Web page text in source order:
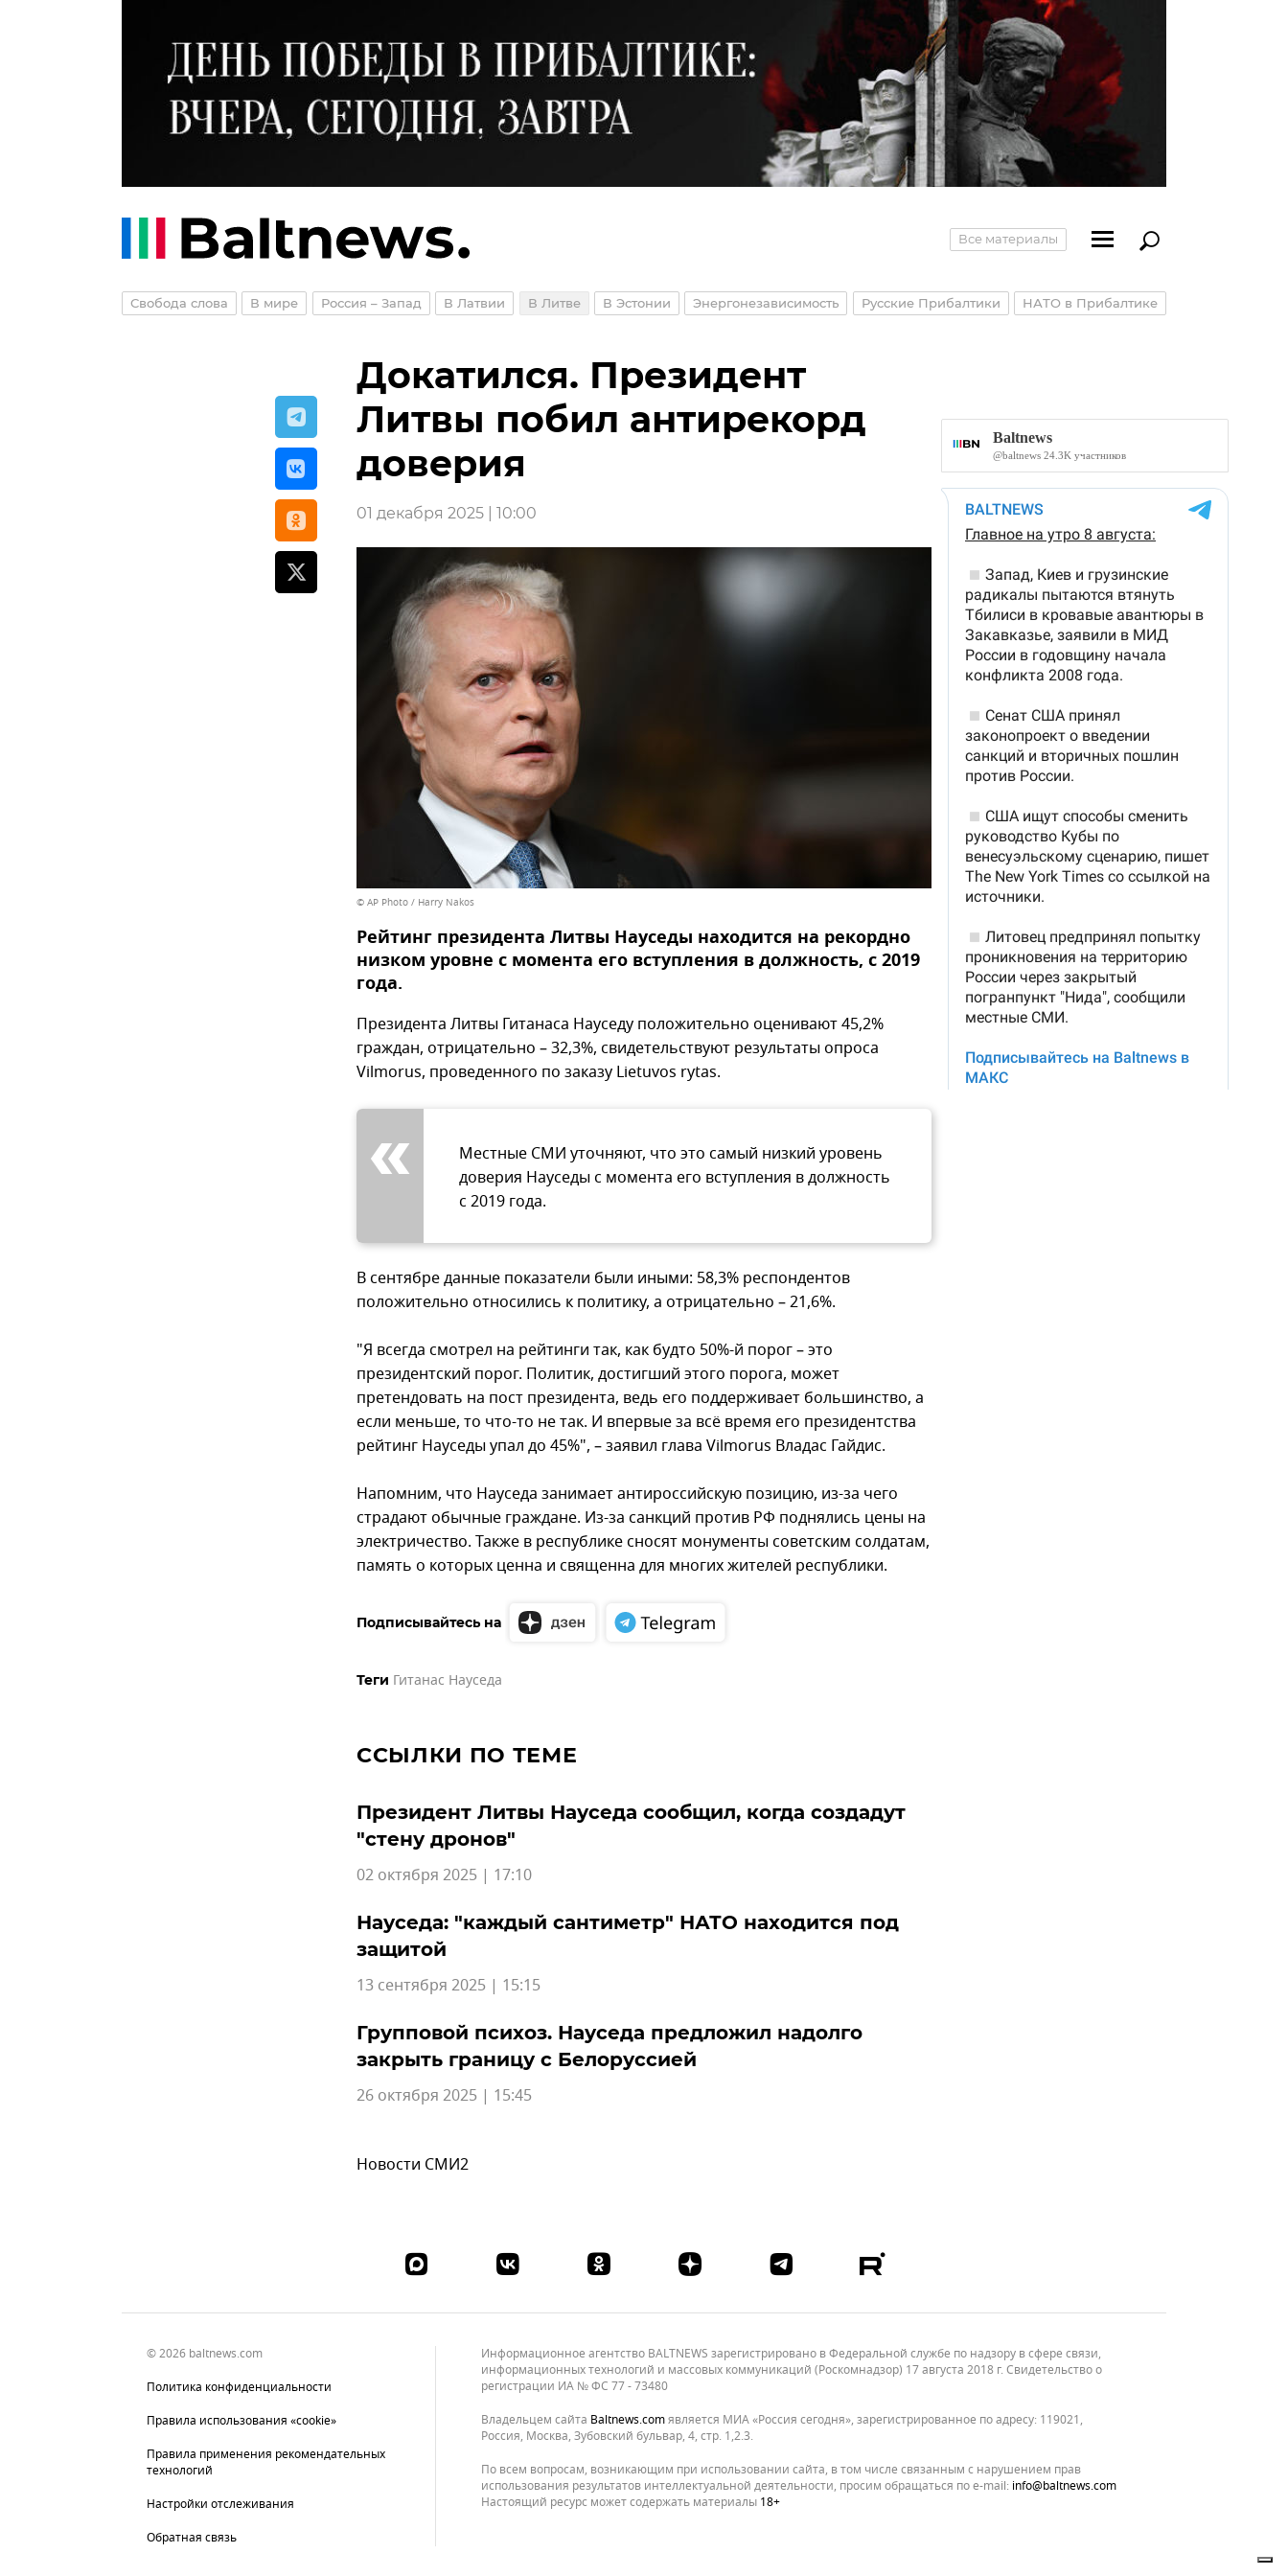
Все материалы
Свобода слова В мире Россия – Запад В Латвии В Литве В Эстонии Энергонезависимость Русские Прибалтики НАТО в Прибалтике
Докатился. Президент
Литвы побил антирекорд
доверия
01 декабря 2025 | 10:00
© AP Photo / Harry Nakos
Рейтинг президента Литвы Науседы находится на рекордно
низком уровне с момента его вступления в должность, с 2019
года.
Президента Литвы Гитанаса Науседу положительно оценивают 45,2%
граждан, отрицательно – 32,3%, свидетельствуют результаты опроса
Vilmorus, проведенного по заказу Lietuvos rytas.
Местные СМИ уточняют, что это самый низкий уровень
доверия Науседы с момента его вступления в должность
с 2019 года.
В сентябре данные показатели были иными: 58,3% респондентов
положительно относились к политику, а отрицательно – 21,6%.
"Я всегда смотрел на рейтинги так, как будто 50%-й порог – это
президентский порог. Политик, достигший этого порога, может
претендовать на пост президента, ведь его поддерживает большинство, а
если меньше, то что-то не так. И впервые за всё время его президентства
рейтинг Науседы упал до 45%", – заявил глава Vilmorus Владас Гайдис.
Напомним, что Науседа занимает антироссийскую позицию, из-за чего
страдают обычные граждане. Из-за санкций против РФ поднялись цены на
электричество. Также в республике сносят монументы советским солдатам,
память о которых ценна и священна для многих жителей республики.
Подписывайтесь на
Теги Гитанас Науседа
ССЫЛКИ ПО ТЕМЕ
Президент Литвы Науседа сообщил, когда создадут
"стену дронов"
02 октября 2025 | 17:10
Науседа: "каждый сантиметр" НАТО находится под
защитой
13 сентября 2025 | 15:15
Групповой психоз. Науседа предложил надолго
закрыть границу с Белоруссией
26 октября 2025 | 15:45
Новости СМИ2
© 2026 baltnews.com
Политика конфиденциальности
Правила использования «cookie»
Правила применения рекомендательных
технологий
Настройки отслеживания
Обратная связь
Информационное агентство BALTNEWS зарегистрировано в Федеральной службе по надзору в сфере связи,
информационных технологий и массовых коммуникаций (Роскомнадзор) 17 августа 2018 г. Свидетельство о
регистрации ИА № ФС 77 - 73480
Владельцем сайта
baltnews.comявляется МИА «Россия сегодня», зарегистрированное по адресу: 119021,
Россия, Москва, Зубовский бульвар, 4, стр. 1,2.3.
По всем вопросам, возникающим при использовании сайта, в том числе связанным с нарушением прав
использования результатов интеллектуальной деятельности, просим обращаться по e-mail: info@baltnews.com
Настоящий ресурс может содержать материалы 18+